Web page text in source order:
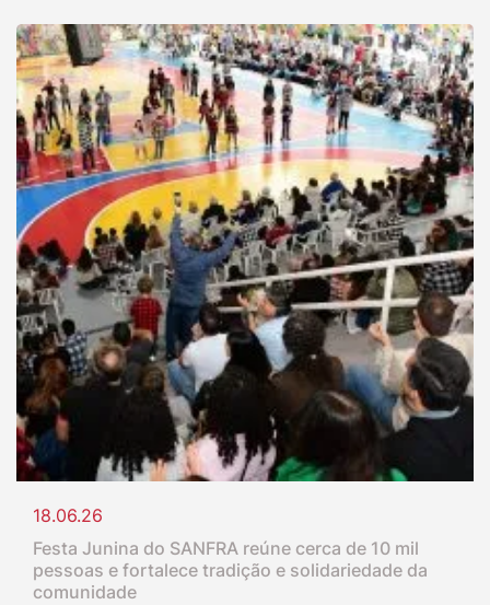
18.06.26
Festa Junina do SANFRA reúne cerca de 10 mil
pessoas e fortalece tradição e solidariedade da
comunidade